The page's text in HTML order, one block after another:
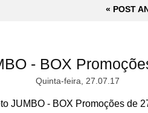
« POST
- BOX
Quinta-feira, 27.07.17
JUMBO - BOX Promoções de